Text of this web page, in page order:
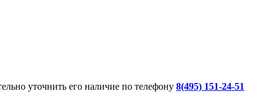
уточнить его наличие по телефону 8(495) 151-24-51